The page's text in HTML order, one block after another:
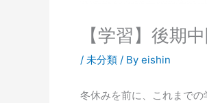
【学習】後期
/ 未分類 / By eishin
冬休みを前に、これまで